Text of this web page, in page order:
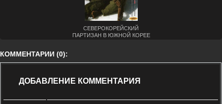
СЕВЕРОКОРЕЙСКИЙ
ПАРТИЗАН В ЮЖНОЙ КОРЕЕ
КОММЕНТАРИИ (0):
ДОБАВЛЕНИЕ КОММЕНТАРИЯ